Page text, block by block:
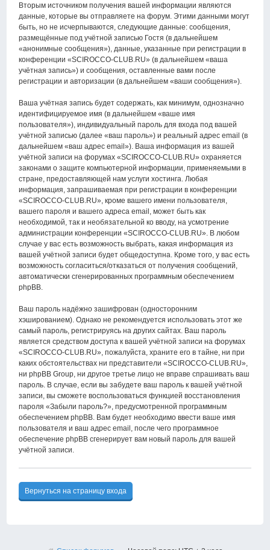
Вторым источником получения вашей информации являются
данные, которые вы отправляете на форум. Этими данными могут
быть, но не исчерпываются, следующие данные: сообщения,
размещённые под учётной записью Гостя (в дальнейшем
«анонимные сообщения»), данные, указанные при регистрации в
конференции «SCIROCCO-CLUB.RU» (в дальнейшем «ваша
учётная запись») и сообщения, оставленные вами после
регистрации и авторизации (в дальнейшем «ваши сообщения»).
Ваша учётная запись будет содержать, как минимум, однозначно
идентифицируемое имя (в дальнейшем «ваше имя
пользователя»), индивидуальный пароль для входа под вашей
учётной записью (далее «ваш пароль») и реальный адрес email (в
дальнейшем «ваш адрес email»). Ваша информация из вашей
учётной записи на форумах «SCIROCCO-CLUB.RU» охраняется
законами о защите компьютерной информации, применяемыми в
стране, предоставляющей нам услуги хостинга. Любая
информация, запрашиваемая при регистрации в конференции
«SCIROCCO-CLUB.RU», кроме вашего имени пользователя,
вашего пароля и вашего адреса email, может быть как
необходимой, так и необязательной ко вводу, на усмотрение
администрации конференции «SCIROCCO-CLUB.RU». В любом
случае у вас есть возможность выбрать, какая информация из
вашей учётной записи будет общедоступна. Кроме того, у вас есть
возможность согласиться/отказаться от получения сообщений,
автоматически сгенерированных программным обеспечением
phpBB.
Ваш пароль надёжно зашифрован (односторонним
хэшированием). Однако не рекомендуется использовать этот же
самый пароль, регистрируясь на других сайтах. Ваш пароль
является средством доступа к вашей учётной записи на форумах
«SCIROCCO-CLUB.RU», пожалуйста, храните его в тайне, ни при
каких обстоятельствах ни представители «SCIROCCO-CLUB.RU»,
ни phpBB Group, ни другое третье лицо не вправе спрашивать ваш
пароль. В случае, если вы забудете ваш пароль к вашей учётной
записи, вы сможете воспользоваться функцией восстановления
пароля «Забыли пароль?», предусмотренной программным
обеспечением phpBB. Вам будет необходимо ввести ваше имя
пользователя и ваш адрес email, после чего программное
обеспечение phpBB сгенерирует вам новый пароль для вашей
учётной записи.
Вернуться на страницу входа